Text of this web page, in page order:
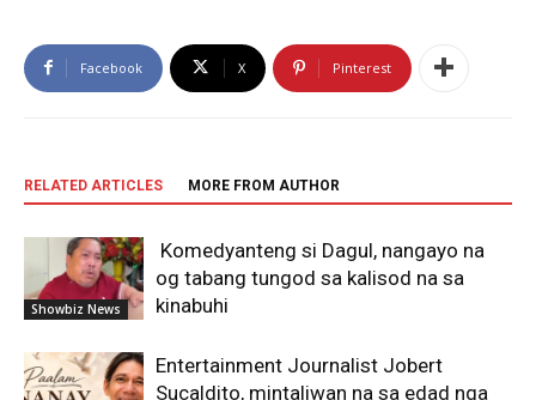
Facebook X Pinterest
RELATED ARTICLES MORE FROM AUTHOR
Showbiz News
Komedyanteng si Dagul, nangayo na
og tabang tungod sa kalisod na sa
kinabuhi
Entertainment Journalist Jobert
Sucaldito, mintaliwan na sa edad nga